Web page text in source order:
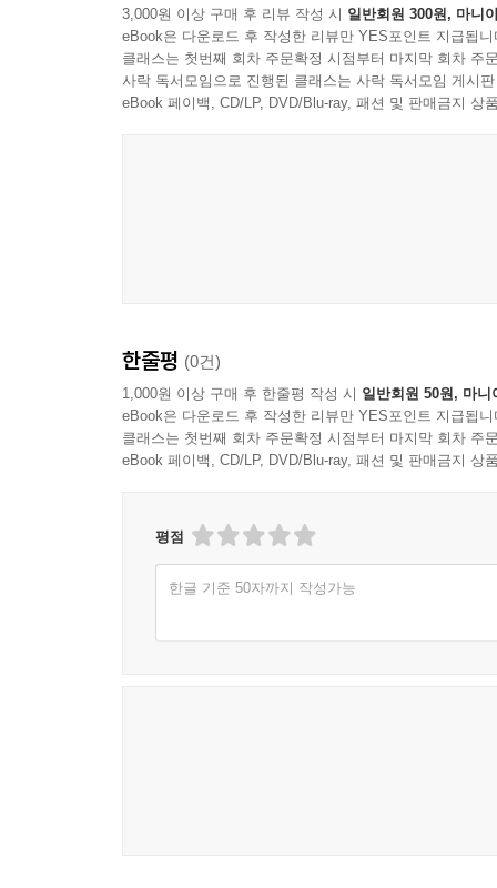
"Because you’ll probably show me the door," I
dropped over two hundred just now?"
He nodded.
"I hadn’t the money in my pocket."
I’ve been…. Isn’t this enough for you? Why don’t
"Couldn’t your people do anything?" he asked at
"Thank God," I cried, "I have no people! I was an
never know."
"You used to be a literary little cuss," he said at
and literature of all sorts is the very thing
I shook my head. "Any fool couldn’t write off my
3,000원 이상 구매 후 리뷰 작성 시 일반회원 300원, 마니
eBook은 다운로드 후 작성한 리뷰만 YES포인트 지급됩니
클래스는 첫번째 회차 주문확정 시점부터 마지막 회차 주
사락 독서모임으로 진행된 클래스는 사락 독서모임 게시
eBook 페이백, CD/LP, DVD/Blu-ray, 패션 및 판매금지 상
한줄평 (0건)
1,000원 이상 구매 후 한줄평 작성 시 일반회원 50원, 마니
eBook은 다운로드 후 작성한 리뷰만 YES포인트 지급됩니
클래스는 첫번째 회차 주문확정 시점부터 마지막 회차 주
eBook 페이백, CD/LP, DVD/Blu-ray, 패션 및 판매금지 상
평점
한글 기준 50자까지 작성가능